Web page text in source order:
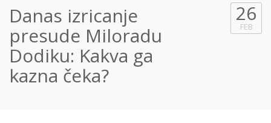
Danas izricanje
presude Miloradu
Dodiku: Kakva ga
kazna čeka?
26
FEB